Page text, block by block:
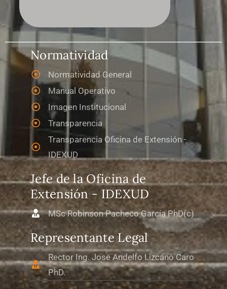
Normatividad
Normatividad General
Manual Operativo
Imagen Institucional
Transparencia
Transparencia Oficina de Extensión -
IDEXUD
Jefe de la Oficina de
Extensión - IDEXUD
MSc Robinson Pacheco García PhD(c)
Representante Legal
Rector Ing. José Andelfo Lizcano Caro
PhD.